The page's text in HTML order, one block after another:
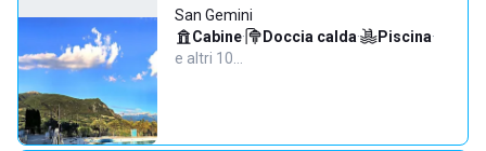
San Gemini
Cabine· Doccia calda· Piscina·
e altri 10…